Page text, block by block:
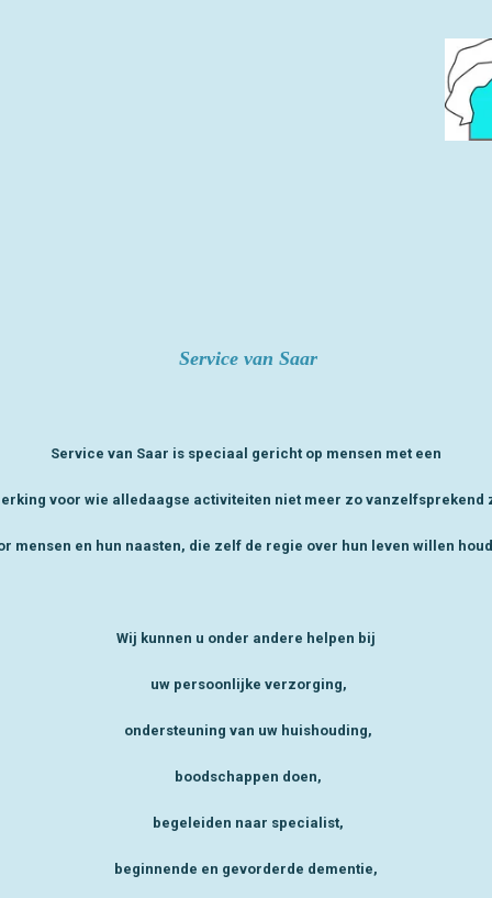
Service van Saar
Service van Saar is speciaal gericht op mensen met een
voor wie alledaagse activiteiten niet meer zo vanzelfsprekend
mensen en hun naasten, die zelf de regie over hun leven willen
Wij kunnen u onder andere helpen bij
uw persoonlijke verzorging,
ondersteuning van uw huishouding,
boodschappen doen,
begeleiden naar specialist,
beginnende en gevorderde dementie,